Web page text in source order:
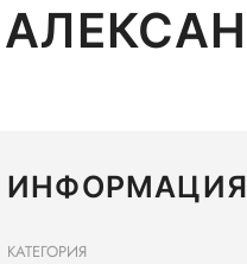
ИНФОРМАЦИЯ
КАТЕГОРИЯ